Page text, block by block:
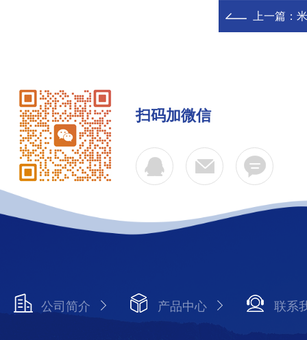
上一篇：
扫码加微信
公司简介 产品中心 联系